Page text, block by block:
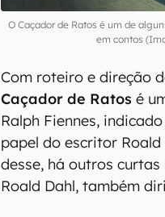
O Caçador de Ratos é um de
em contos
Com roteiro e direção
Caçador de Ratos é
Ralph Fiennes,
papel do escritor
desse, há outros
Roald Dahl, também